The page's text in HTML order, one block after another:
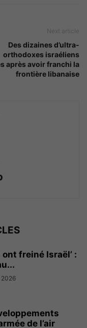
Next article
Des dizaines d’ultra-
orthodoxes israéliens
après avoir franchi la
frontière libanaise
freiné Israël’ :
2026
de l’air